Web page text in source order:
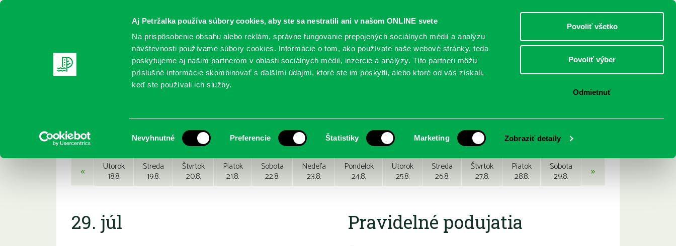
Aj Petržalka používa súbory cookies, aby ste sa nestratili ani v našom ONLINE svete
Na prispôsobenie obsahu alebo reklám, správne fungovanie prepojených sociálnych médií a analýzu
návštevnosti používame súbory cookies. Informácie o tom, ako používate naše webové stránky, teda
poskytujeme aj našim partnerom v oblasti sociálnych médií, inzercie a analýzy. Títo partneri môžu
príslušné informácie skombinovať s ďalšími údajmi, ktoré ste im poskytli, alebo ktoré od vás získali,
keď ste používali ich služby.
súhlasu
Nevyhnutné Preferencie Štatistiky Marketing Zobraziť detaily
Povoliť všetko
Povoliť výber
Odmietnuť
DOSPELÍ
REGISTRUJTE SA ONLINE KATALÓGY SLUŽBY PODUJATIA POBOČKY O KNIŽNICI
Podujatia
« Utorok
18.8.
Streda
19.8.
Štvrtok
20.8.
Piatok
21.8.
Sobota
22.8.
Nedeľa
23.8.
Pondelok
24.8.
Utorok
25.8.
Streda
26.8.
Štvrtok
27.8.
Piatok
28.8.
Sobota
29.8. »
29. júl Pravidelné podujatia